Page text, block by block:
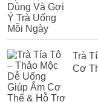
Trà
Cơ